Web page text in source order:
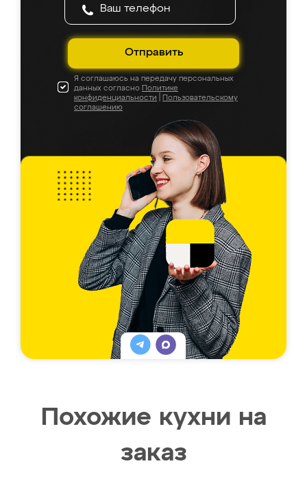
Отправить
Я соглашаюсь на передачу персональных
данных согласно Политике
конфиденциальности
Пользовательскому
соглашению
Похожие кухни на
заказ